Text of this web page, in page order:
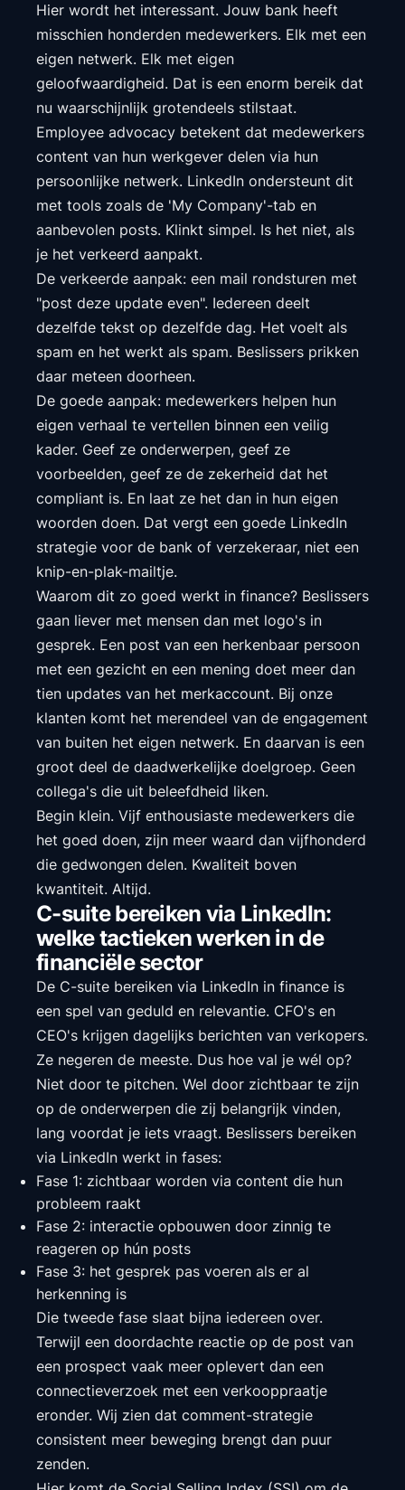
Hier wordt het interessant. Jouw bank heeft
misschien honderden medewerkers. Elk met een
eigen netwerk. Elk met eigen
geloofwaardigheid. Dat is een enorm bereik dat
nu waarschijnlijk grotendeels stilstaat.
Employee advocacy betekent dat medewerkers
content van hun werkgever delen via hun
persoonlijke netwerk. LinkedIn ondersteunt dit
met tools zoals de 'My Company'-tab en
aanbevolen posts. Klinkt simpel. Is het niet, als
je het verkeerd aanpakt.
De verkeerde aanpak: een mail rondsturen met
"post deze update even". Iedereen deelt
dezelfde tekst op dezelfde dag. Het voelt als
spam en het werkt als spam. Beslissers prikken
daar meteen doorheen.
De goede aanpak: medewerkers helpen hun
eigen verhaal te vertellen binnen een veilig
kader. Geef ze onderwerpen, geef ze
voorbeelden, geef ze de zekerheid dat het
compliant is. En laat ze het dan in hun eigen
woorden doen. Dat vergt een goede LinkedIn
strategie voor de bank of verzekeraar, niet een
knip-en-plak-mailtje.
Waarom dit zo goed werkt in finance? Beslissers
gaan liever met mensen dan met logo's in
gesprek. Een post van een herkenbaar persoon
met een gezicht en een mening doet meer dan
tien updates van het merkaccount. Bij onze
klanten komt het merendeel van de engagement
van buiten het eigen netwerk. En daarvan is een
groot deel de daadwerkelijke doelgroep. Geen
collega's die uit beleefdheid liken.
Begin klein. Vijf enthousiaste medewerkers die
het goed doen, zijn meer waard dan vijfhonderd
die gedwongen delen. Kwaliteit boven
kwantiteit. Altijd.
C-suite bereiken via LinkedIn:
welke tactieken werken in de
financiële sector
De C-suite bereiken via LinkedIn in finance is
een spel van geduld en relevantie. CFO's en
CEO's krijgen dagelijks berichten van verkopers.
Ze negeren de meeste. Dus hoe val je wél op?
Niet door te pitchen. Wel door zichtbaar te zijn
op de onderwerpen die zij belangrijk vinden,
lang voordat je iets vraagt. Beslissers bereiken
via LinkedIn werkt in fases:
Fase 1: zichtbaar worden via content die hun
probleem raakt
Fase 2: interactie opbouwen door zinnig te
reageren op hún posts
Fase 3: het gesprek pas voeren als er al
herkenning is
Die tweede fase slaat bijna iedereen over.
Terwijl een doordachte reactie op de post van
een prospect vaak meer oplevert dan een
connectieverzoek met een verkooppraatje
eronder. Wij zien dat comment-strategie
consistent meer beweging brengt dan puur
zenden.